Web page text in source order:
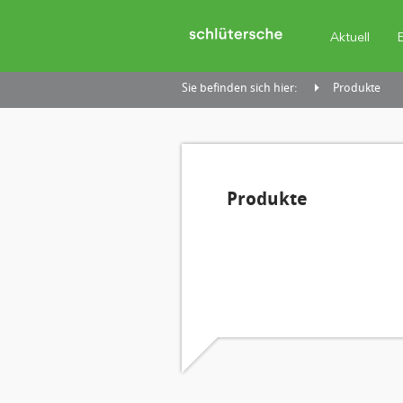
Aktuell
Sie befinden sich hier: Produkte
Produkte